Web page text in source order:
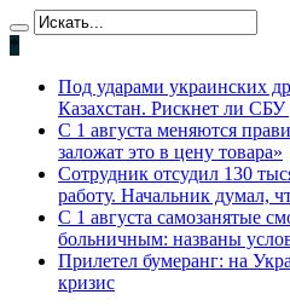
*
Под ударами украинских
Казахстан. Рискнет ли СБУ
С 1 августа меняются
заложат это в цену товара»
Сотрудник отсудил 130
работу. Начальник думал,
С 1 августа самозанятые
больничным: названы
Прилетел бумеранг: на
кризис